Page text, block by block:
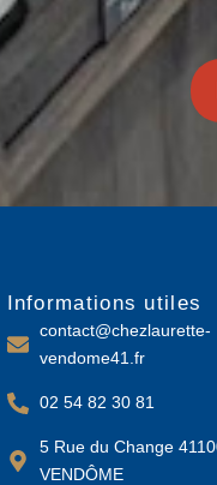
Informations utiles
contact@chezlaurette-
vendome41.fr
02 54 82 30 81
5 Rue du Change
VENDÔME